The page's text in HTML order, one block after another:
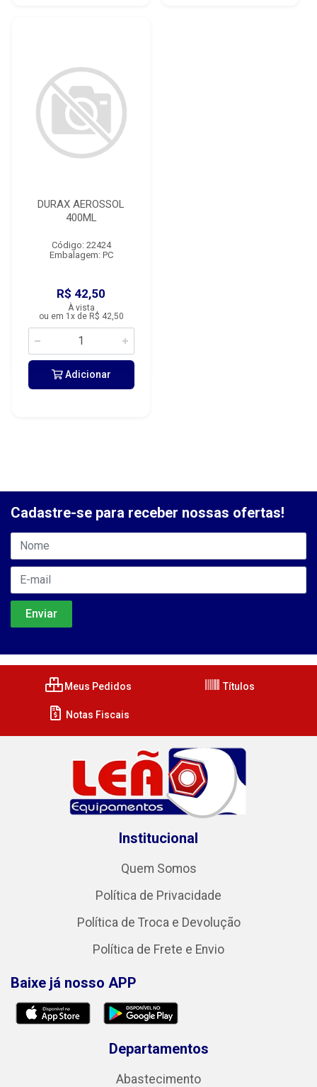
DURAX AEROSSOL
400ML
Código: 22424
Embalagem: PC
R$ 42,50
À vista
ou em 1x de R$ 42,50
Adicionar
Cadastre-se para receber nossas ofertas!
Meus Pedidos Títulos
Notas Fiscais
Institucional
Quem Somos
Política de Privacidade
Política de Troca e Devolução
Política de Frete e Envio
Baixe já nosso APP
Departamentos
Abastecimento